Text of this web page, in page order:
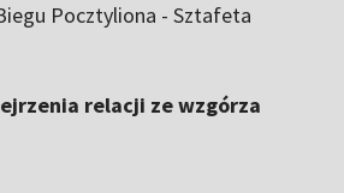
Pocztyliona - Sztafeta
relacji ze wzgórza